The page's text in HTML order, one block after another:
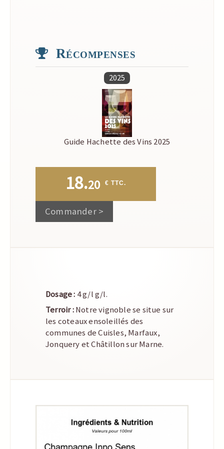
Récompenses
2025
Guide Hachette des Vins 2025
18.20  € TTC.
Commander >
Dosage : 4 g/l g/l.
Terroir :Notre vignoble se situe sur
les coteaux ensoleillés des
communes de Cuisles, Marfaux,
Jonquery et Châtillon sur Marne.